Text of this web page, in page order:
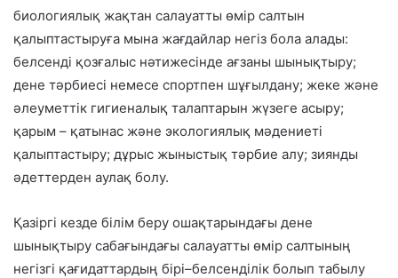
биологиялық жақтан салауатты өмір салтын
қалыптастыруға мына жағдайлар негіз бола алады:
белсенді қозғалыс нәтижесінде ағзаны шынықтыру;
дене тәрбиесі немесе спортпен шұғылдану; жеке және
әлеуметтік гигиеналық талаптарын жүзеге асыру;
қарым – қатынас және экологиялық мәдениеті
қалыптастыру; дұрыс жыныстық тәрбие алу; зиянды
әдеттерден аулақ болу.
Қазіргі кезде білім беру ошақтарындағы дене
шынықтыру сабағындағы салауатты өмір салтының
негізгі қағидаттардың бірі–белсенділік болып табылу